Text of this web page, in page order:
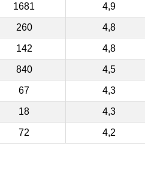
1681 4,9
260 4,8
142 4,8
840 4,5
67 4,3
18 4,3
72 4,2